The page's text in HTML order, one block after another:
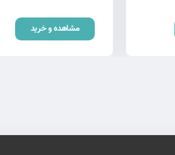
مشاهده و خرید